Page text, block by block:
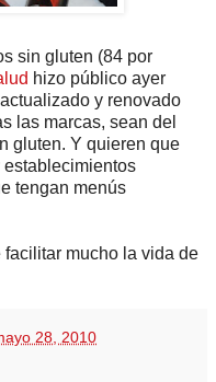
sin gluten (84 por
hizo público ayer
y renovado
las marcas, sean del
gluten. Y quieren que
tengan menús
mucho la vida de
28, 2010